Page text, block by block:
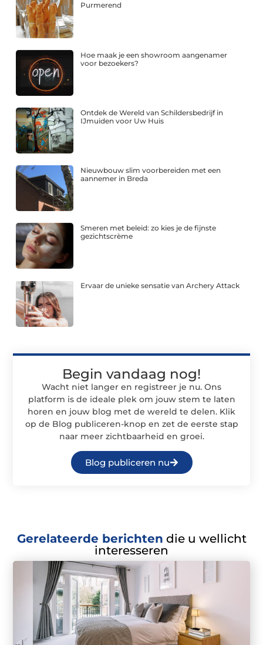
Purmerend
Hoe maak je een showroom aangenamer
voor bezoekers?
Ontdek de Wereld van Schildersbedrijf in
IJmuiden voor Uw Huis
Nieuwbouw slim voorbereiden met een
aannemer in Breda
Smeren met beleid: zo kies je de fijnste
gezichtscrème
Ervaar de unieke sensatie van Archery Attack
Begin vandaag nog!
Wacht niet langer en registreer je nu. Ons
platform is de ideale plek om jouw stem te laten
horen en jouw blog met de wereld te delen. Klik
op de Blog publiceren-knop en zet de eerste stap
naar meer zichtbaarheid en groei.
Blog publiceren nu
Gerelateerde berichten die u wellicht
interesseren